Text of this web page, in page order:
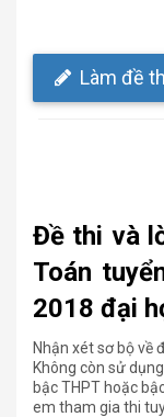
Làm đề
Đề thi và
Toán
2018 đại
Nhận xét sơ bộ về
Không còn sử
bậc THPT hoặc
em tham gia thi